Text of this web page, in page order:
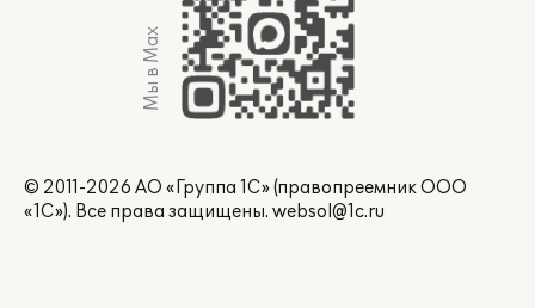
Мы в Max
© 2011-2026 АО «Группа 1С» (правопреемник ООО
«1С»). Все права защищены. websol@1c.ru